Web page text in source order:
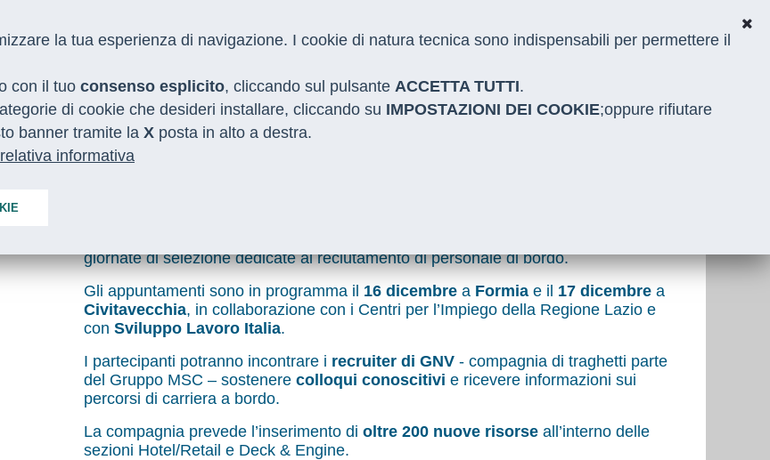
oltre 200 posizioni di bordo disponibili
giornate di selezione dedicate al reclutamento di personale di bordo.
Gli appuntamenti sono in programma il 16 dicembre a Formia e il 17 dicembre a
Civitavecchia, in collaborazione con i Centri per l’Impiego della Regione Lazio e
con Sviluppo Lavoro Italia.
I partecipanti potranno incontrare i recruiter di GNV - compagnia di traghetti parte
del Gruppo MSC – sostenere colloqui conoscitivi e ricevere informazioni sui
percorsi di carriera a bordo.
La compagnia prevede l’inserimento di oltre 200 nuove risorse all’interno delle
sezioni Hotel/Retail e Deck & Engine.
la tua esperienza di navigazione. I cookie di natura tecnica sono indispensabili per permettere il
con il tuo consenso esplicito, cliccando sul pulsante ACCETTA TUTTI.
di cookie che desideri installare, cliccando su IMPOSTAZIONI DEI COOKIE;oppure rifiutare
banner tramite la X posta in alto a destra.
relativa informativa